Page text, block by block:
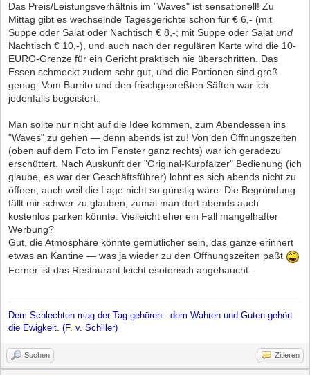
Das Preis/Leistungsverhältnis im "Waves" ist sensationell! Zu
Mittag gibt es wechselnde Tagesgerichte schon für € 6,- (mit
Suppe oder Salat oder Nachtisch € 8,-; mit Suppe oder Salat und
Nachtisch € 10,-), und auch nach der regulären Karte wird die 10-
EURO-Grenze für ein Gericht praktisch nie überschritten. Das
Essen schmeckt zudem sehr gut, und die Portionen sind groß
genug. Vom Burrito und den frischgepreßten Säften war ich
jedenfalls begeistert.
Man sollte nur nicht auf die Idee kommen, zum Abendessen ins
"Waves" zu gehen — denn abends ist zu! Von den Öffnungszeiten
(oben auf dem Foto im Fenster ganz rechts) war ich geradezu
erschüttert. Nach Auskunft der "Original-Kurpfälzer" Bedienung (ich
glaube, es war der Geschäftsführer) lohnt es sich abends nicht zu
öffnen, auch weil die Lage nicht so günstig wäre. Die Begründung
fällt mir schwer zu glauben, zumal man dort abends auch
kostenlos parken könnte. Vielleicht eher ein Fall mangelhafter
Werbung?
Gut, die Atmosphäre könnte gemütlicher sein, das ganze erinnert
etwas an Kantine — was ja wieder zu den Öffnungszeiten paßt
Ferner ist das Restaurant leicht esoterisch angehaucht.
Dem Schlechten mag der Tag gehören - dem Wahren und Guten gehört
die Ewigkeit. (F. v. Schiller)
Suchen Zitieren